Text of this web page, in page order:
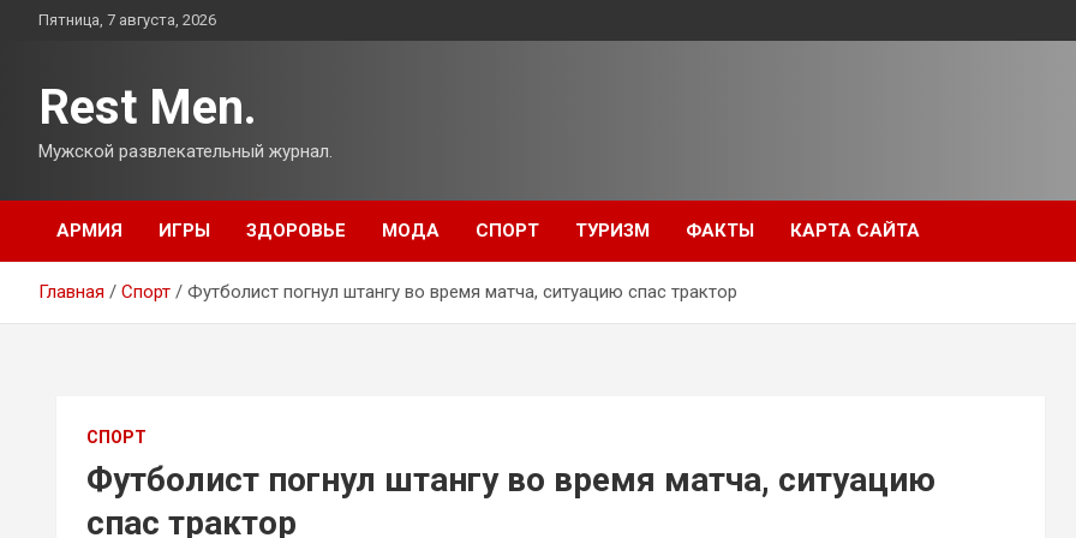
ПерейтиПятница, 7 августа, 2026
Rest Men.
Мужской развлекательный журнал.
АРМИЯ ИГРЫ ЗДОРОВЬЕ МОДА СПОРТ ТУРИЗМ ФАКТЫ КАРТА САЙТА
Главная Спорт Футболист погнул штангу во время матча, ситуацию спас трактор
СПОРТ
Футболист погнул штангу во время матча, ситуацию
спас трактор